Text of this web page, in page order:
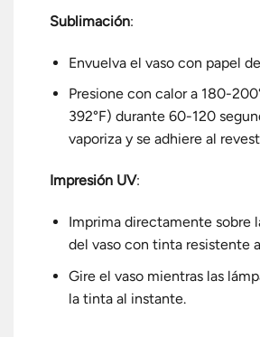
Sublimación:
Envuelva el vaso con papel
Presione con calor a 180-
392°F) durante 60-120
vaporiza y se adhiere al
Impresión UV:
Imprima directamente sobre
del vaso con tinta resistente
Gire el vaso mientras las
la tinta al instante.